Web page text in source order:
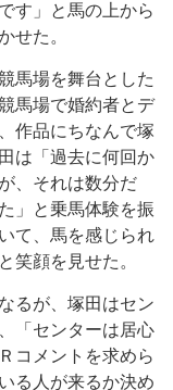
す」と馬の上から
せた。
馬場を舞台とした
馬場で婚約者とデ
作品にちなんで塚
は「過去に何回か
、それは数分だ
」と乗馬体験を振
て、馬を感じられ
笑顔を見せた。
るが、塚田はセン
「センターは居心
コメントを求めら
る人が来るか決め